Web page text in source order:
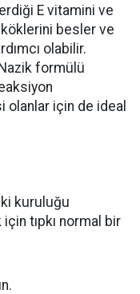
E vitamini ve
besler ve
olabilir.
formülü
için de ideal
kuruluğu
tıpkı normal bir